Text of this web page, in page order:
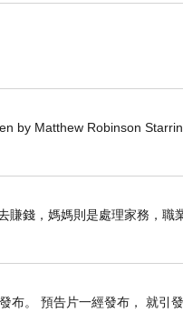
了眼界，充滿著非
七點才換我走進小
by Matthew Robinson
錢，媽媽則是處理家務，職
布。 預告片一經發布， 就引